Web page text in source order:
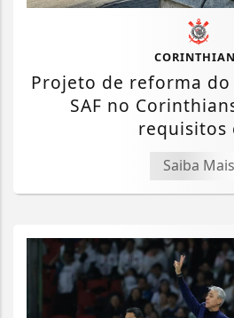
Projeto de reforma
SAF no
requisitos
Saiba Mais